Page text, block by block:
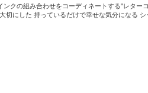
クの組み合わせをコーディネートする"レタ
切にした 持っているだけで幸せな気分になる